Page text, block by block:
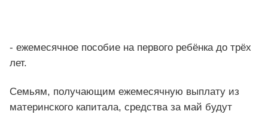
- ежемесячное пособие на первого ребёнка до трёх
лет.
Семьям, получающим ежемесячную выплату из
материнского капитала, средства за май будут